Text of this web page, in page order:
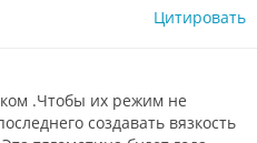
Цитировать
.Чтобы их режим не
создавать вязкость